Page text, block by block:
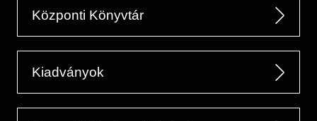
Központi Könyvtár
Kiadványok